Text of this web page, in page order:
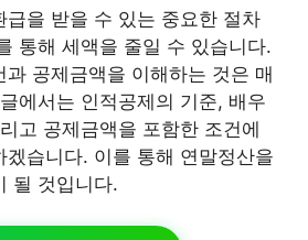
급을 받을 수 있는 중요한 절차
통해 세액을 줄일 수 있습니다.
과 공제금액을 이해하는 것은 매
에서는 인적공제의 기준, 배우
고 공제금액을 포함한 조건에
겠습니다. 이를 통해 연말정산을
될 것입니다.